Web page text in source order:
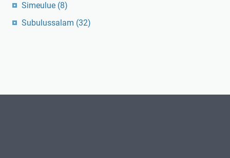
Simeulue (8)
Subulussalam (32)